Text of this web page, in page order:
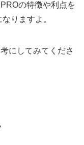
の特徴や利点を
りますよ。
にしてみてくださ